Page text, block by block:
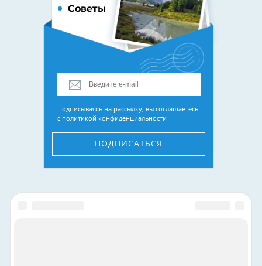
Советы
Подписываясь на рассылку, вы соглашаетесь
с политикой конфиденциальности
ПОДПИСАТЬСЯ